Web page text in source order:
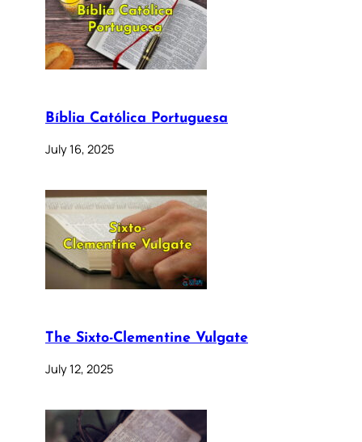
Bíblia Católica Portuguesa
July 16, 2025
The Sixto-Clementine Vulgate
July 12, 2025